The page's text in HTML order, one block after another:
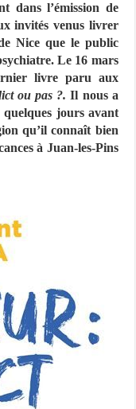
dans l’émission de
invités venus livrer
Nice que le public
Le 16 mars
livre paru aux
ou pas ?.Il nous a
jours avant
qu’il connaît bien
à Juan-les-Pins